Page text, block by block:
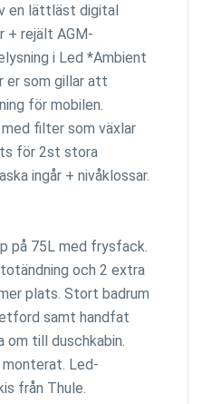
en lättläst digital
+ rejält AGM-
i Led *Ambient
er som gillar att
för mobilen.
filter som växlar
för 2st stora
ingår + nivåklossar.
på 75L med frysfack.
och 2 extra
plats. Stort badrum
samt handfat
till duschkabin.
Led-
från Thule.